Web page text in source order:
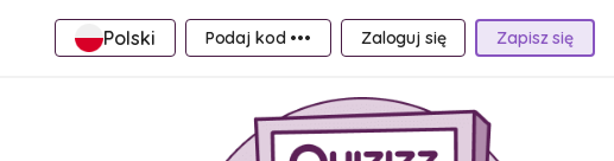
Polski Podaj kod ••• Zaloguj się Zapisz się